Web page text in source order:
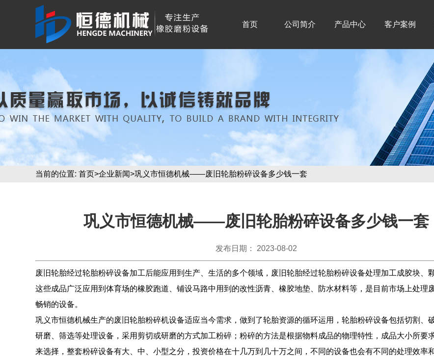
首页 公司简介 产品中心 客户案例
当前的位置: 首页>企业新闻>巩义市恒德机械——废旧轮胎粉碎设备多少钱一套
巩义市恒德机械——废旧轮胎粉碎设备多少钱一套
发布日期： 2023-08-02
废旧轮胎经过轮胎粉碎设备加工后能应用到生产、生活的多个领域，废旧轮胎经过轮胎粉碎设备处理加工成胶块、
这些成品广泛应用到体育场的橡胶跑道、铺设马路中用到的改性沥青、橡胶地垫、防水材料等，是目前市场上处理
畅销的设备。
巩义市恒德机械生产的废旧轮胎粉碎机设备适应当今需求，做到了轮胎资源的循环运用，轮胎粉碎设备包括切割、
研磨、筛选等处理设备，采用剪切或研磨的方式加工粉碎；粉碎的方法是根据物料成品的物理特性，成品大小所要
来选择，整套粉碎设备有大、中、小型之分，投资价格在十几万到几十万之间，不同的设备也会有不同的处理效率